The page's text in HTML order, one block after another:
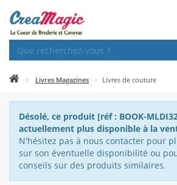
Livres Magazines Livres de couture
Désolé, ce produit [réf : BOOK-
actuellement plus disponible à la
N'hésitez pas à nous contacter pour
sur son éventuelle disponibilité ou
conseils sur des produits similaires.